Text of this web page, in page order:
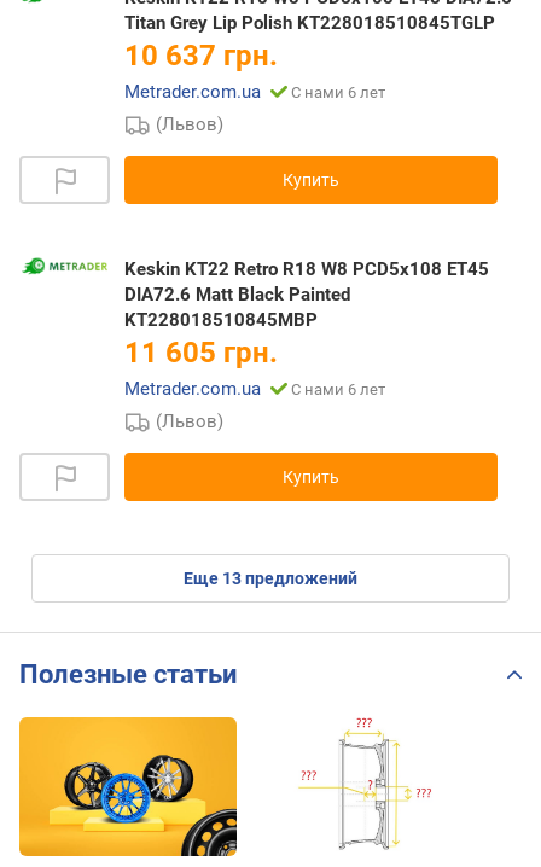
Titan Grey Lip Polish KT228018510845TGLP
10 637 грн.
Metrader.com.ua С нами 6 лет
(Львов)
Купить
Keskin KT22 Retro R18 W8 PCD5x108 ET45
DIA72.6 Matt Black Painted
KT228018510845MBP
11 605 грн.
Metrader.com.ua С нами 6 лет
(Львов)
Купить
eще 13предложений
Полезные статьи